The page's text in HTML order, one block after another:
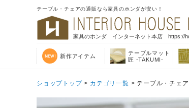
テーブル・チェアの通販なら家具のホンダが安い！
家具のホンダ インターネット本店 https://
新作アイテム
テーブルマット
匠 -TAKUMI-
ショップトップ> カテゴリ一覧 > テーブル・チェア